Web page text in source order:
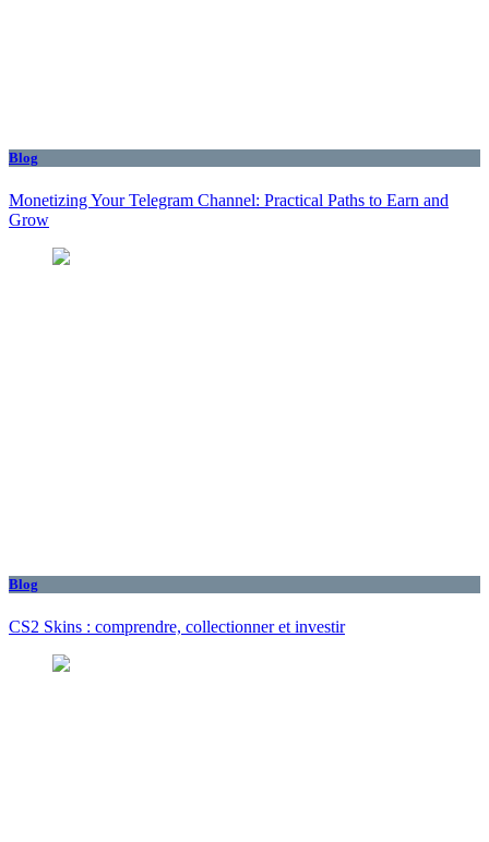
Blog
Monetizing Your Telegram Channel: Practical Paths to Earn and
Grow
Blog
CS2 Skins : comprendre, collectionner et investir